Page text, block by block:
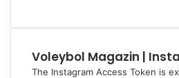
Voleybol Magazin |
The Instagram Access Token is